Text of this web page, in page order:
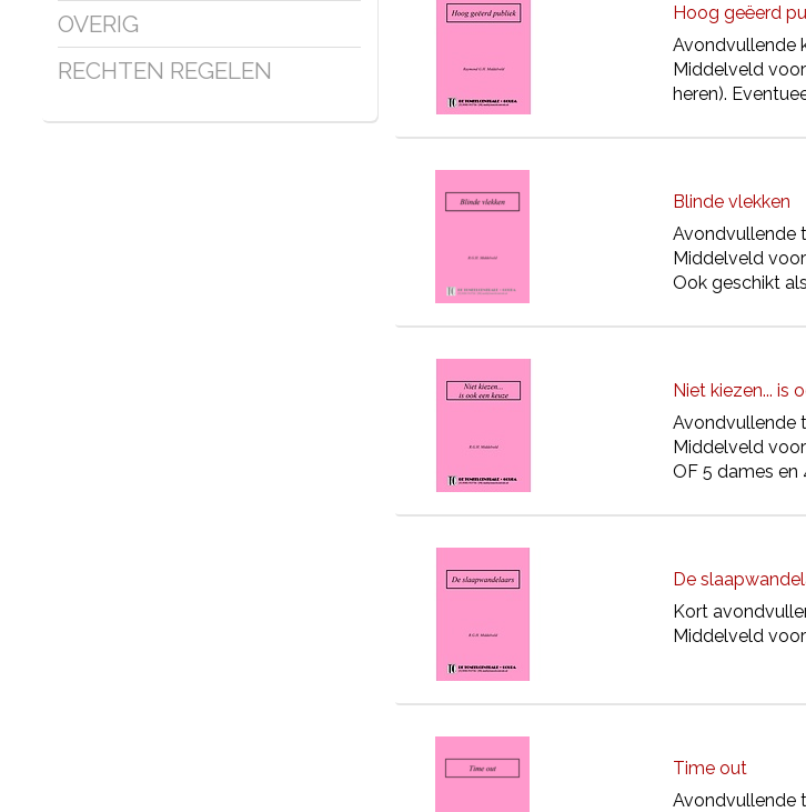
OVERIG
RECHTEN REGELEN
Hoog geëerd
Avondvullende
Middelveld
heren).
Blinde vlekken
Avondvullende
Middelveld
Ook geschikt
Niet kiezen... is
Avondvullende
Middelveld
OF 5 dames en
De
Kort
Middelveld
Time out
Avondvullende